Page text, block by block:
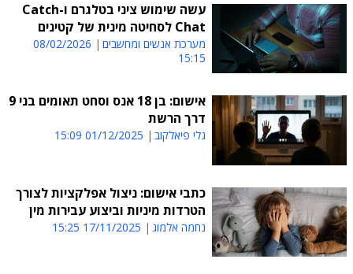
עשה שימוש ציני בטלגרם ו-Catch
Chat לסחיטה מינית של קטינים
מערכת אנשים ומחשבים
08/02/2026
15:15
אישום: בן 18 אנס וסחט תאומים בני 9
דרך הרשת
גלי פיאלקוב 01/12/2025 15:09
כתבי אישום: ניצול אפלקציות לצורך
הטרדות מיניות וביצוע עבירות מין
נחמה אלמוג 17/11/2025 15:25